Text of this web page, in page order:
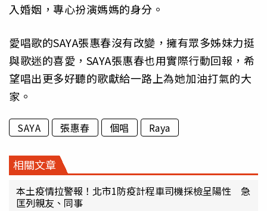
入婚姻，專心扮演媽媽的身分。
愛唱歌的SAYA張惠春沒有改變，擁有眾多姊妹力挺
與歌迷的喜愛，SAYA張惠春也用實際行動回報，希
望唱出更多好聽的歌獻給一路上為她加油打氣的大
家。
SAYA 張惠春 個唱 Raya
相關文章
本土疫情拉警報！北市1防疫計程車司機採檢呈陽性 急
匡列親友、同事